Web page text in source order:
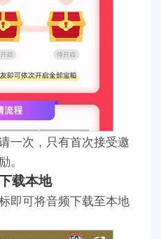
一次，只有首次接受邀
。
载本地
即可将音频下载至本地